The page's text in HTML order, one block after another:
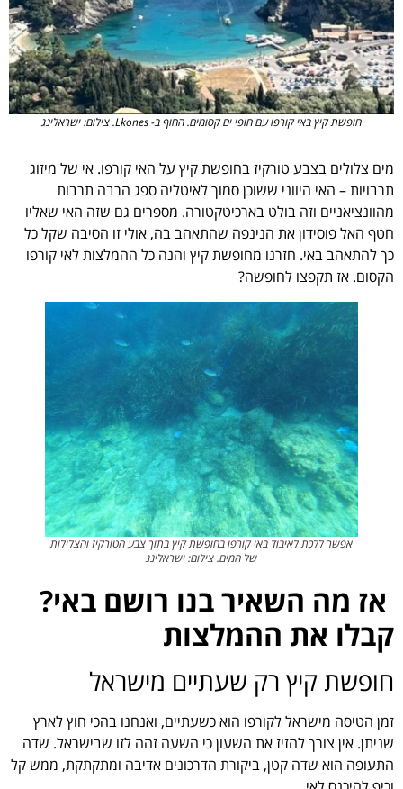
חופשת קיץ באי קורפו עם חופי ים קסומים. החוף ב- Lkones. צילום: ישראלינג
מים צלולים בצבע טורקיז בחופשת קיץ על האי קורפו. אי של מיזוג
תרבויות – האי היווני ששוכן סמוך לאיטליה ספג הרבה תרבות
מהוונציאניים וזה בולט בארכיטקטורה. מספרים גם שזה האי שאליו
חטף האל פוסידון את הנינפה שהתאהב בה, אולי זו הסיבה שקל כל
כך להתאהב באי. חזרנו מחופשת קיץ והנה כל ההמלצות לאי קורפו
הקסום. אז תקפצו לחופשה?
אפשר ללכת לאיבוד באי קורפו בחופשת קיץ בתוך צבע הטורקיז והצלילות
של המים. צילום: ישראלינג
אז מה השאיר בנו רושם באי?
קבלו את ההמלצות
חופשת קיץ רק שעתיים מישראל
זמן הטיסה מישראל לקורפו הוא כשעתיים, ואנחנו בהכי חוץ לארץ
שניתן. אין צורך להזיז את השעון כי השעה זהה לזו שבישראל. שדה
התעופה הוא שדה קטן, ביקורת הדרכונים אדיבה ומתקתקת, ממש קל